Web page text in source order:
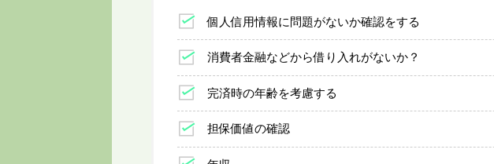
個人信用情報に問題がないか確認をする
消費者金融などから借り入れがないか？
完済時の年齢を考慮する
担保価値の確認